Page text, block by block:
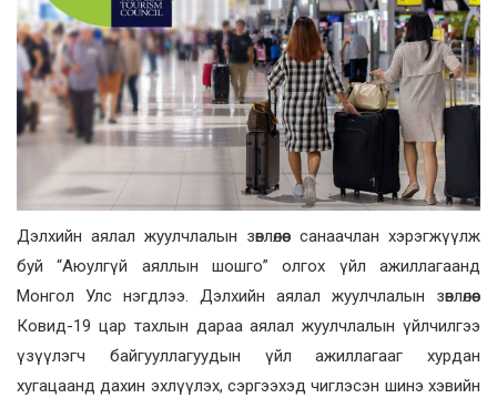
Дэлхийн аялал жуулчлалын зөвлөлөөс санаачлан хэрэгжүүлж
буй “Аюулгүй аяллын шошго” олгох үйл ажиллагаанд
Монгол Улс нэгдлээ. Дэлхийн аялал жуулчлалын зөвлөлөөс
Ковид-19 цар тахлын дараа аялал жуулчлалын үйлчилгээ
үзүүлэгч байгууллагуудын үйл ажиллагааг хурдан
хугацаанд дахин эхлүүлэх, сэргээхэд чиглэсэн шинэ хэвийн